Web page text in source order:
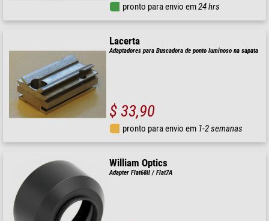
pronto para envio em24 hrs
Lacerta
Adaptadores para Buscadora de ponto luminoso na sapata
$ 33,90
pronto para envio em 1-2 semanas
William Optics
Adapter Flat68II / Flat7A